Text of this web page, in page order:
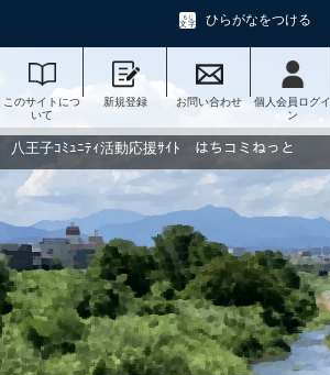
ひらがなをつける
このサイトにつ
いて
新規登録 お問い合わせ
個人会員ログイ
ン
八王子ｺﾐｭﾆﾃｨ活動応援ｻｲﾄ はちコミねっと